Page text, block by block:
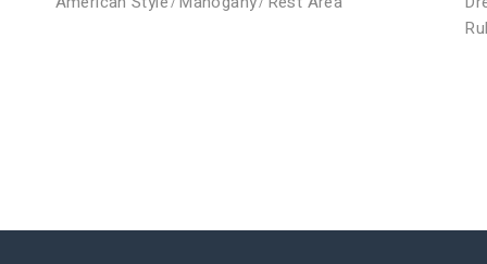
initial